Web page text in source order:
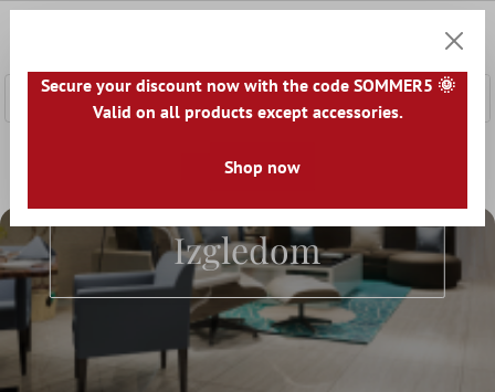
Pločice prema izgledu
Pločice S
Dekorativnim
Izgledom
Secure your discount now with the code SOMMER5 🌞
Valid on all products except accessories.
Shop now